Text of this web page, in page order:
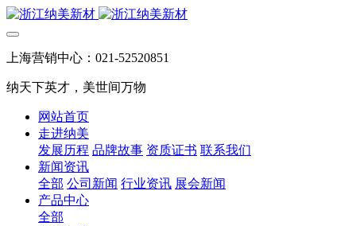
上海营销中心：021-52520851
纳天下英才，美世间万物
网站首页
走进纳美
发展历程 品牌故事 资质证书 联系我们
新闻资讯
全部 公司新闻 行业资讯 展会新闻
产品中心
全部